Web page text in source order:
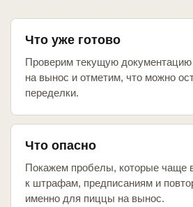
Что уже готово
Проверим текущую
на вынос и отметим, что можно
переделки.
Что опасно
Покажем пробелы, которые чаще
к штрафам, предписаниям и
именно для пиццы на вынос.